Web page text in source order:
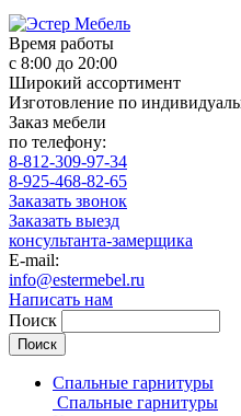
Время работы
с 8:00 до 20:00
Широкий ассортимент
Изготовление по
Заказ мебели
по телефону:
8-812-309-97-34
8-925-468-82-65
Заказать звонок
Заказать выезд
консультанта-замерщика
E-mail:
info@estermebel.ru
Написать нам
Поиск
Спальные гарнитуры
Спальные гарнитуры